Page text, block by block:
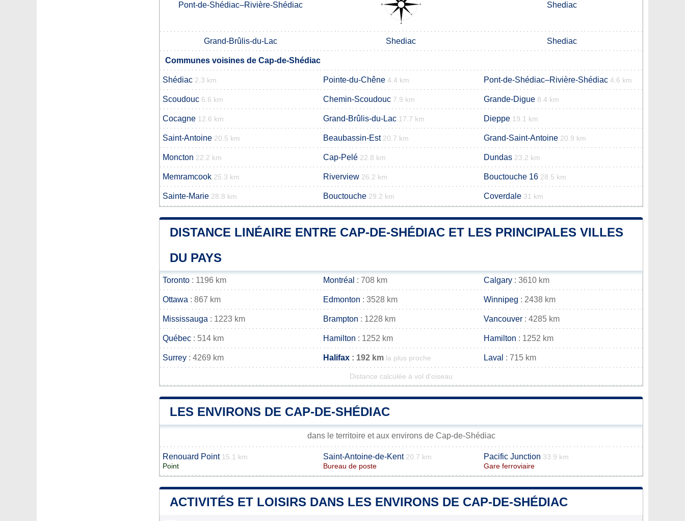
Pont-de-Shédiac–Rivière-Shédiac Shediac
Grand-Brûlis-du-Lac Shediac Shediac
Communes voisines de Cap-de-Shédiac
Shédiac 2.3 km Pointe-du-Chêne 4.4 km Pont-de-Shédiac–Rivière-Shédiac 4.6 km
Scoudouc 6.6 km Chemin-Scoudouc 7.9 km Grande-Digue 8.4 km
Cocagne 12.6 km Grand-Brûlis-du-Lac 17.7 km Dieppe 19.1 km
Saint-Antoine 20.5 km Beaubassin-Est 20.7 km Grand-Saint-Antoine 20.9 km
Moncton 22.2 km Cap-Pelé 22.8 km Dundas 23.2 km
Memramcook 25.3 km Riverview 26.2 km Bouctouche 16 28.5 km
Sainte-Marie 28.8 km Bouctouche 29.2 km Coverdale 31 km
DISTANCE LINÉAIRE ENTRE CAP-DE-SHÉDIAC ET LES PRINCIPALES VILLES
DU PAYS
Toronto : 1196 km Montréal : 708 km Calgary : 3610 km
Ottawa : 867 km Edmonton : 3528 km Winnipeg : 2438 km
Mississauga : 1223 km Brampton : 1228 km Vancouver : 4285 km
Québec : 514 km Hamilton : 1252 km Hamilton : 1252 km
Surrey : 4269 km Halifax : 192 km la plus proche Laval : 715 km
Distance calculée à vol d'oiseau
LES ENVIRONS DE CAP-DE-SHÉDIAC
dans le territoire et aux environs de Cap-de-Shédiac
Renouard Point 15.1 km
Point
Saint-Antoine-de-Kent 20.7 km
Bureau de poste
Pacific Junction 33.9 km
Gare ferroviaire
ACTIVITÉS ET LOISIRS DANS LES ENVIRONS DE CAP-DE-SHÉDIAC